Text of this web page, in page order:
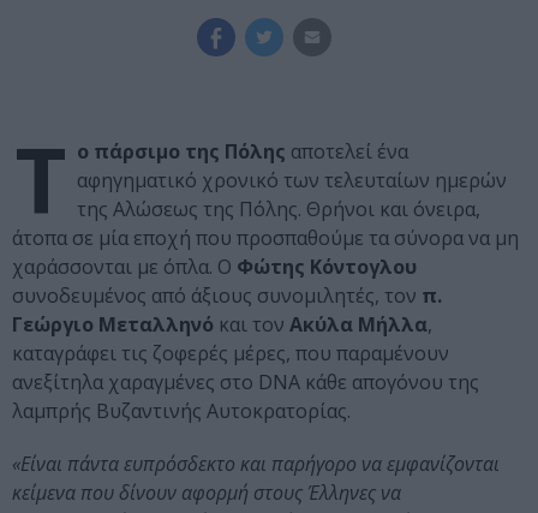
Τ ο πάρσιμο της Πόλης αποτελεί ένα
αφηγηματικό χρονικό των τελευταίων ημερών
της Αλώσεως της Πόλης. Θρήνοι και όνειρα,
άτοπα σε μία εποχή που προσπαθούμε τα σύνορα να μη
χαράσσονται με όπλα. Ο Φώτης Κόντογλου
συνοδευμένος από άξιους συνομιλητές, τον π.
Γεώργιο Μεταλληνό και τον Ακύλα Μήλλα,
καταγράφει τις ζοφερές μέρες, που παραμένουν
ανεξίτηλα χαραγμένες στο DNA κάθε απογόνου της
λαμπρής Βυζαντινής Αυτοκρατορίας.
«Είναι πάντα ευπρόσδεκτο και παρήγορο να εμφανίζονται
κείμενα που δίνουν αφορμή στους Έλληνες να